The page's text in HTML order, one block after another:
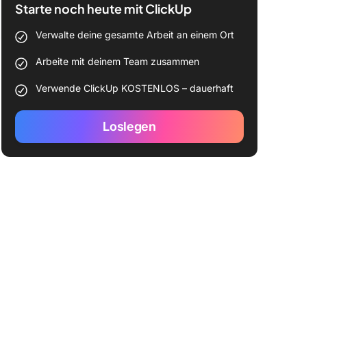
Starte noch heute mit ClickUp
Verwalte deine gesamte Arbeit an einem Ort
Arbeite mit deinem Team zusammen
Verwende ClickUp KOSTENLOS – dauerhaft
Loslegen